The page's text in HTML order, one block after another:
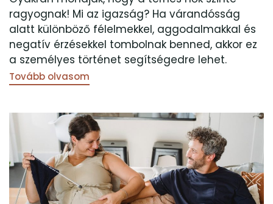
ragyognak! Mi az igazság? Ha várandósság
alatt különböző félelmekkel, aggodalmakkal és
negatív érzésekkel tombolnak benned, akkor ez
a személyes történet segítségedre lehet.
Tovább olvasom